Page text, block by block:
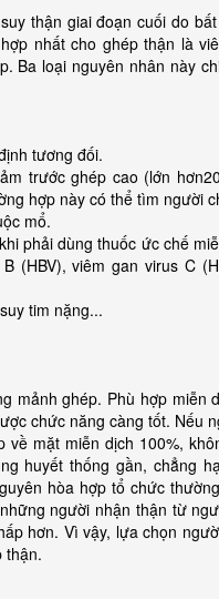
thận giai đoạn cuối do
nhất cho ghép thận là
Ba loại nguyên nhân này
tương đối.
trước ghép cao (lớn
hợp này có thể tìm người
mổ.
phải dùng thuốc ức chế
(HBV), viêm gan virus C
tim nặng...
ghép. Phù hợp miễn
chức năng càng tốt. Nếu
mặt miễn dịch 100%,
huyết thống gần, chẳng
hòa hợp tổ chức
người nhận thận từ
hơn. Vì vậy, lựa chọn
thận.